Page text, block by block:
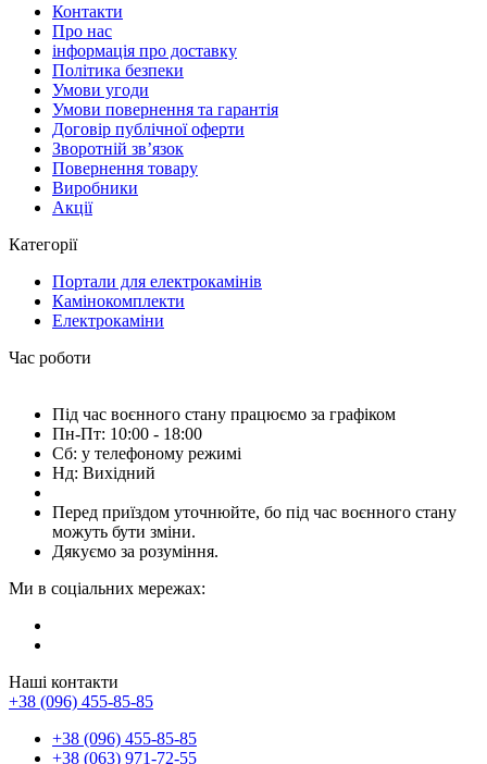
Контакти
Про нас
інформація про доставку
Політика безпеки
Умови угоди
Умови повернення та гарантія
Договір публічної оферти
Зворотній зв’язок
Повернення товару
Виробники
Акції
Категорії
Портали для електрокамінів
Камінокомплекти
Електрокаміни
Час роботи
Під час воєнного стану працюємо за графіком
Пн-Пт: 10:00 - 18:00
Сб: у телефоному режимі
Нд: Вихідний
Перед приїздом уточнюйте, бо під час воєнного стану
можуть бути зміни.
Дякуємо за розуміння.
Ми в соціальних мережах:
Наші контакти
+38 (096) 455-85-85
+38 (096) 455-85-85
+38 (063) 971-72-55